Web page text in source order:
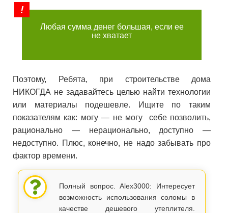
Любая сумма денег большая, если ее
не хватает
Поэтому, Ребята, при строительстве дома
НИКОГДА не задавайтесь целью найти технологии
или материалы подешевле. Ищите по таким
показателям как: могу — не могу себе позволить,
рационально — нерационально, доступно —
недоступно. Плюс, конечно, не надо забывать про
фактор времени.
Полный вопрос. Alex3000: Интересует
возможность использования соломы в
качестве дешевого утеплителя.